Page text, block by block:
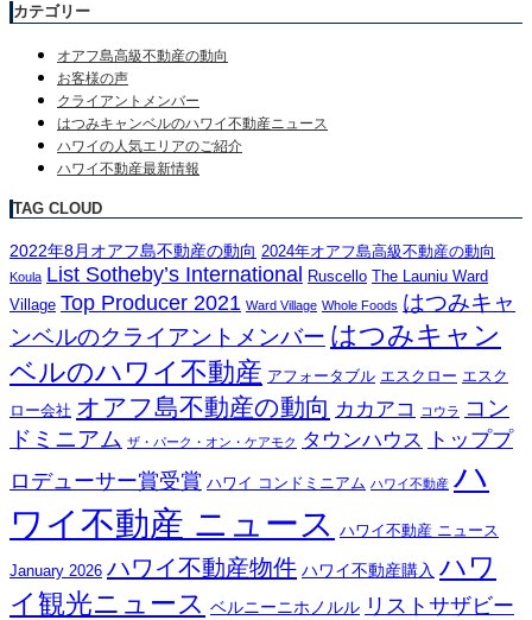
カテゴリー
オアフ島高級不動産の動向
お客様の声
クライアントメンバー
はつみキャンベルのハワイ不動産ニュース
ハワイの人気エリアのご紹介
ハワイ不動産最新情報
TAG CLOUD
2022年8月オアフ島不動産の動向 2024年オアフ島高級不動産の動向
Koula List Sotheby’s International Ruscello The Launiu Ward
Village Top Producer 2021 Ward Village Whole Foods はつみキャ
ンベルのクライアントメンバー はつみキャン
ベルのハワイ不動産 アフォータブル エスクロー エスク
ロー会社 オアフ島不動産の動向 カカアコ コウラ
コン
ドミニアム ザ・パーク・オン・ケアモク タウンハウス
トッププ
ロデューサー賞受賞 ハワイ コンドミニアム ハワイ不動産 ハ
ワイ不動産 ニュース
ハワイ不動産 ニュース
January 2026 ハワイ不動産物件 ハワイ不動産購入 ハワ
イ観光ニュース ベルニーニホノルル リストサザビー